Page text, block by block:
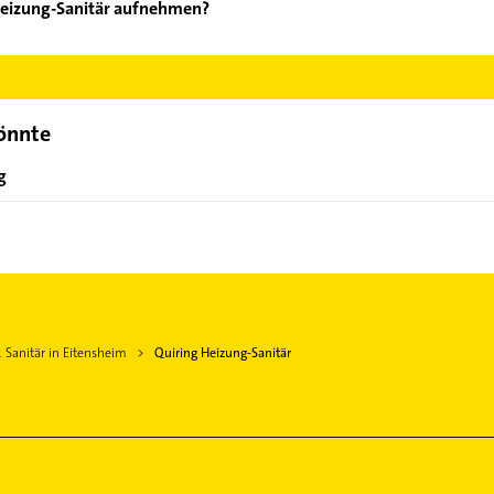
Sanitär aufnehmen?
Sanitär in Eitensheim
Quiring Heizung-Sanitär